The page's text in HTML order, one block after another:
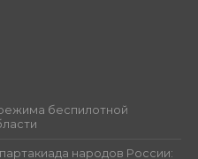
беспилотной
народов России: